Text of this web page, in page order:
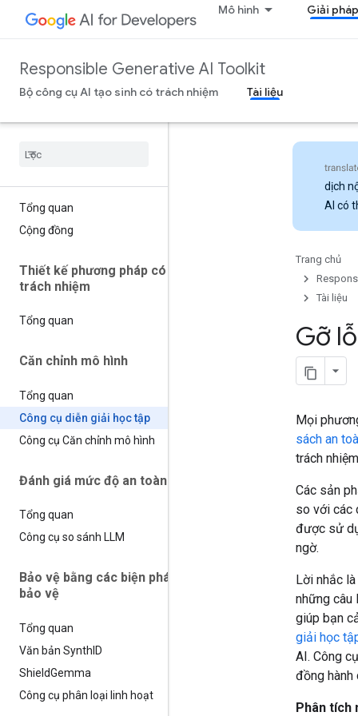
Mô hình Giải pháp
Responsible Generative AI Toolkit
Bộ công cụ AI tạo sinh có trách nhiệm Tài liệu
Tổng quan
Cộng đồng
Thiết kế phương pháp có
trách nhiệm
Tổng quan
Căn chỉnh mô hình
Tổng quan
Công cụ diễn giải học tập
Công cụ Căn chỉnh mô hình
Đánh giá mức độ an toàn
Tổng quan
Công cụ so sánh LLM
Bảo vệ bằng các biện pháp
bảo vệ
Tổng quan
Văn bản SynthID
ShieldGemma
Công cụ phân loại linh hoạt
dịch
AI có
Trang chủ
Tài liệu
Gỡ
Mọi
sách an
trách
Các sản
so với các
được sử
ngờ.
Lời nhắc
những câu
giúp bạn
giải học
AI. Công
đồng
Phân tích